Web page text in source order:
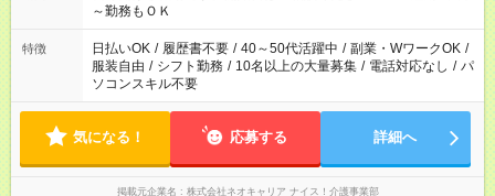
～勤務もＯＫ
特徴 日払いOK / 履歴書不要 / 40～50代活躍中 / 副業・WワークOK /
服装自由 / シフト勤務 / 10名以上の大量募集 / 電話対応なし / パ
ソコンスキル不要
気になる！ 応募する 詳細へ
掲載元企業名 株式会社ネオキャリア ナイス！介護事業部